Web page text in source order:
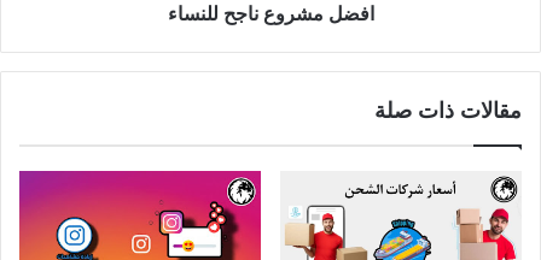
افضل مشروع ناجح للنساء
مقالات ذات صلة